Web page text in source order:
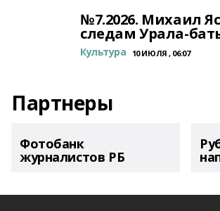
№7.2026. Михаил
следам Урала-
Культура 10 ИЮЛЯ , 06:07
Партнеры
Фотобанк
журналистов РБ